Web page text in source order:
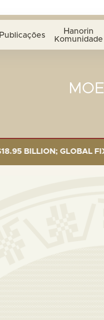
Publicações Hanorin
Komunidade
GLOBAL